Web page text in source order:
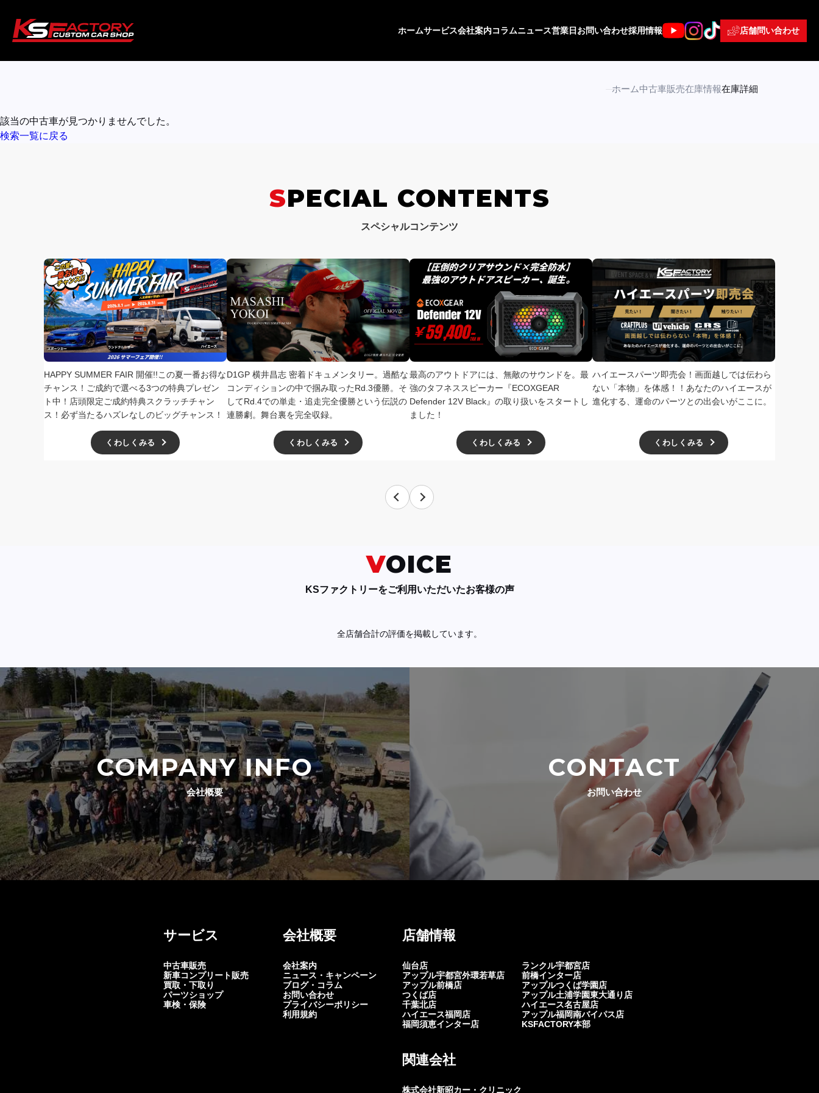
ホームサービス会社案内コラムニュース営業日 お問い合わせ採用情報 店舗問い合わせ
ホーム中古車販売在庫情報在庫詳細
該当の中古車が見つかりませんでした。
検索一覧に戻る
SPECIAL CONTENTS
スペシャルコンテンツ
HAPPY SUMMER FAIR 開催!!この夏一番お得な
チャンス！ご成約で選べる3つの特典プレゼン
ト中！店頭限定ご成約特典スクラッチチャン
ス！必ず当たるハズレなしのビッグチャンス！
くわしくみる
D1GP 横井昌志 密着ドキュメンタリー。過酷な
コンディションの中で掴み取ったRd.3優勝。そ
してRd.4での単走・追走完全優勝という伝説の
連勝劇。舞台裏を完全収録。
くわしくみる
最高のアウトドアには、無敵のサウンドを。最
強のタフネススピーカー『ECOXGEAR
Defender 12V Black』の取り扱いをスタートし
ました！
くわしくみる
ハイエースパーツ即売会！画面越しでは伝わら
ない「本物」を体感！！あなたのハイエースが
進化する、運命のパーツとの出会いがここに。
くわしくみる
VOICE
KSファクトリーをご利用いただいたお客様の声
全店舗合計の評価を掲載しています。
COMPANY INFO
会社概要
CONTACT
お問い合わせ
サービス
中古車販売
新車コンプリート販売
買取・下取り
パーツショップ
車検・保険
会社概要
会社案内
ニュース・キャンペーン
ブログ・コラム
お問い合わせ
プライバシーポリシー
利用規約
店舗情報
仙台店
ランクル宇都宮店
アップル宇都宮外環若草店
前橋インター店
アップル前橋店
アップルつくば学園店
つくば店
アップル土浦学園東大通り店
千葉北店
ハイエース名古屋店
ハイエース福岡店
アップル福岡南バイパス店
福岡須恵インター店
KSFACTORY本部
関連会社
株式会社新昭カー・クリニック